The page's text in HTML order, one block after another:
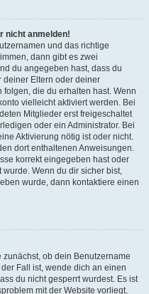
nicht anmelden!
und das richtige
dann gibt es zwei
du angegeben hast, dass du
deiner Eltern oder deiner
die du erhalten hast. Wenn
vielleicht aktiviert werden. Bei
Mitglieder erst freigeschaltet
oder ein Administrator. Bei
Aktivierung nötig ist oder nicht.
dort enthaltenen Anweisungen.
korrekt eingegeben hast oder
Wenn du dir sicher bist,
wurde, dann kontaktiere einen
ob dein Benutzername
Fall ist, wende dich an einen
du nicht gesperrt wurdest. Es ist
mit der Website vorliegt,